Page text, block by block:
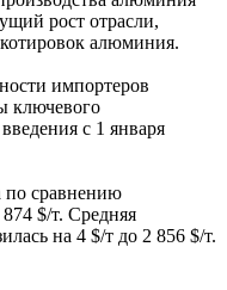
рост отрасли,
алюминия.
импортеров
ключевого
с 1 января
по сравнению
$/т. Средняя
на 4 $/т до 2 856 $/т.